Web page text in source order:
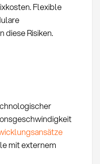
Flexible
diese Risiken.
mit externem